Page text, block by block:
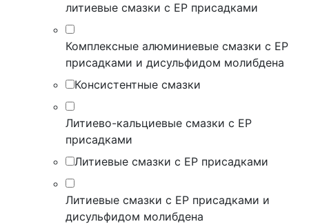
литиевые смазки с EP присадками
Комплексные алюминиевые смазки с EP
присадками и дисульфидом молибдена
Консистентные смазки
Литиево-кальциевые смазки с EP
присадками
Литиевые смазки с EP присадками
Литиевые смазки с EP присадками и
дисульфидом молибдена